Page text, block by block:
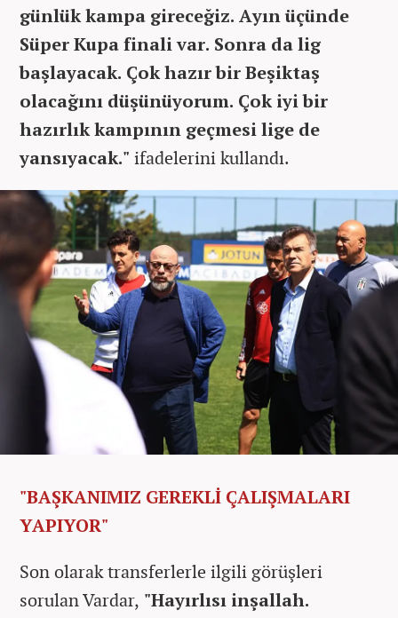
günlük kampa gireceğiz. Ayın üçünde
Süper Kupa finali var. Sonra da lig
başlayacak. Çok hazır bir Beşiktaş
olacağını düşünüyorum. Çok iyi bir
hazırlık kampının geçmesi lige de
yansıyacak." ifadelerini kullandı.
"BAŞKANIMIZ GEREKLİ ÇALIŞMALARI
YAPIYOR"
Son olarak transferlerle ilgili görüşleri
sorulan Vardar, "Hayırlısı inşallah.